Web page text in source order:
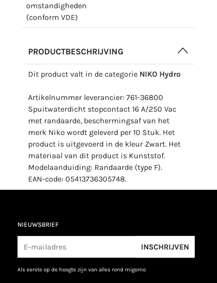
omstandigheden
(conform VDE)
PRODUCTBESCHRIJVING
Dit product valt in de categorie NIKO Hydro
Artikelnummer leverancier: 761-36800
Spuitwaterdicht stopcontact 16 A/250 Vac
met randaarde, beschermingsaf van het
merk Niko wordt geleverd per 10 Stuk. Het
product is uitgevoerd in de kleur Zwart. Het
materiaal van dit product is Kunststof.
Modelaanduiding: Randaarde (type F).
EAN-code: 05413736305748.
NIEUWSBRIEF
INSCHRIJVEN
als eerste op de hoogte zijn van alles rond migomo